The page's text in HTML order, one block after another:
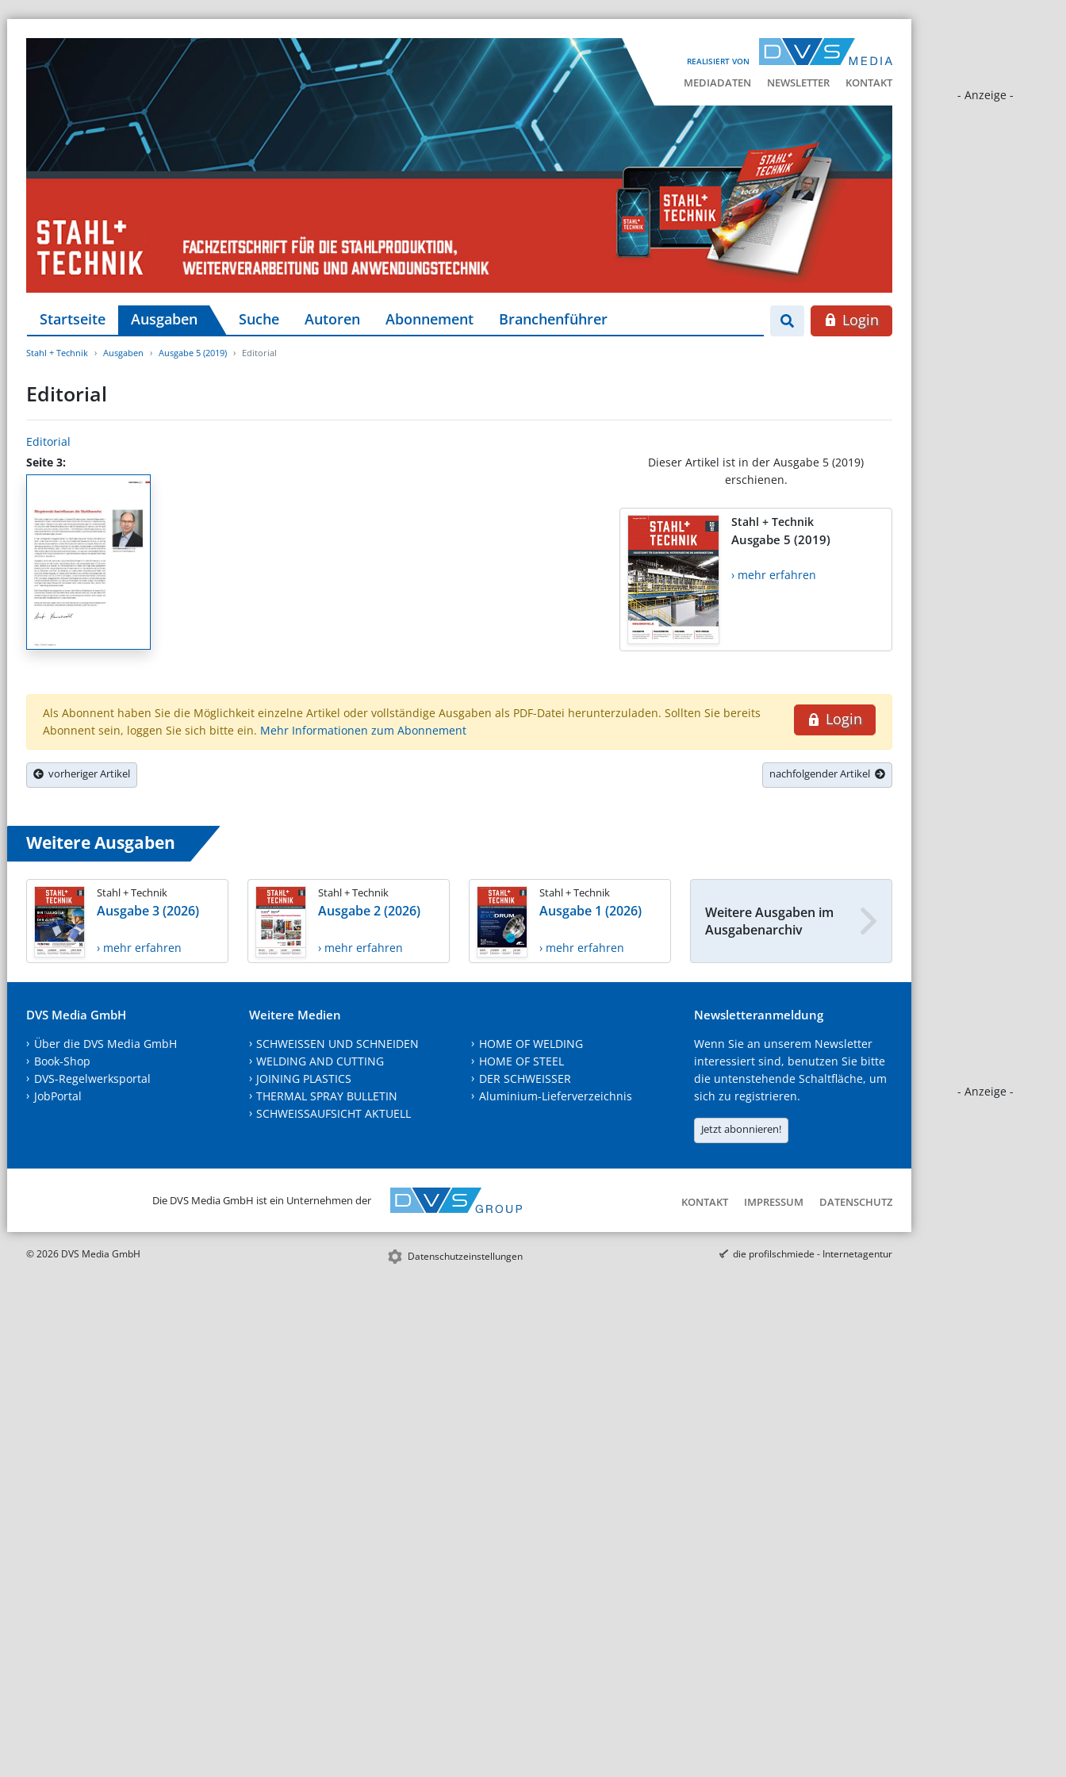
REALISIERT VON
MEDIADATEN NEWSLETTER KONTAKT
- Anzeige -
- Anzeige -
Startseite Ausgaben Suche Autoren Abonnement Branchenführer Login
Stahl + Technik Ausgaben Ausgabe 5 (2019) Editorial
Editorial
Editorial
Seite 3:
Dieser Artikel ist in der Ausgabe 5 (2019)
erschienen.
Stahl + Technik
Ausgabe 5 (2019)
› mehr erfahren
Login
Als Abonnent haben Sie die Möglichkeit einzelne Artikel oder vollständige Ausgaben als PDF-Datei herunterzuladen. Sollten Sie bereits
Abonnent sein, loggen Sie sich bitte ein. Mehr Informationen zum Abonnement
vorheriger Artikel nachfolgender Artikel
Weitere Ausgaben
Stahl + Technik
Ausgabe 3 (2026)
› mehr erfahren
Stahl + Technik
Ausgabe 2 (2026)
› mehr erfahren
Stahl + Technik
Ausgabe 1 (2026)
› mehr erfahren
Weitere Ausgaben im
Ausgabenarchiv
DVS Media GmbH
Über die DVS Media GmbH
Book-Shop
DVS-Regelwerksportal
JobPortal
Weitere Medien
SCHWEISSEN UND SCHNEIDEN
WELDING AND CUTTING
JOINING PLASTICS
THERMAL SPRAY BULLETIN
SCHWEISSAUFSICHT AKTUELL
HOME OF WELDING
HOME OF STEEL
DER SCHWEISSER
Aluminium-Lieferverzeichnis
Newsletteranmeldung
Wenn Sie an unserem Newsletter
interessiert sind, benutzen Sie bitte
die untenstehende Schaltfläche, um
sich zu registrieren.
Jetzt abonnieren!
Die DVS Media GmbH ist ein Unternehmen der KONTAKT IMPRESSUM DATENSCHUTZ
© 2026 DVS Media GmbH Datenschutzeinstellungen die profilschmiede - Internetagentur